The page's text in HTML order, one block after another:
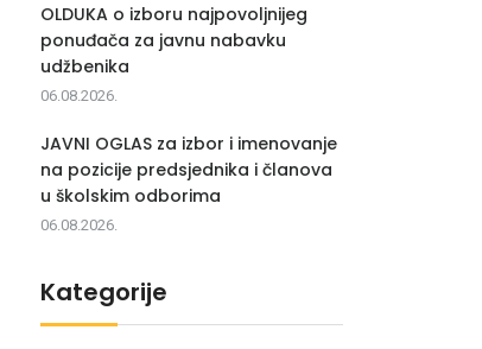
OLDUKA o izboru najpovoljnijeg
ponuđača za javnu nabavku
udžbenika
06.08.2026.
JAVNI OGLAS za izbor i imenovanje
na pozicije predsjednika i članova
u školskim odborima
06.08.2026.
Kategorije